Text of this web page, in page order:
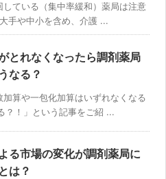
している（集中率緩和）薬局は注意
手や中小を含め、介護 ...
とれなくなったら調剤薬局
なる？
加算や一包化加算はいずれなくなる
？！」という記事をご紹 ...
る市場の変化が調剤薬局に
は？